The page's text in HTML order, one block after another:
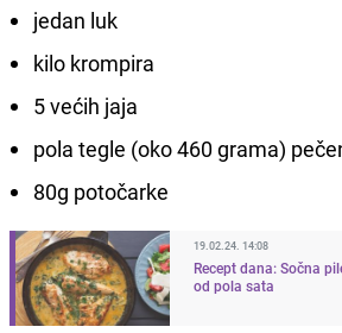
jedan luk
kilo krompira
5 većih jaja
pola tegle (oko 460 grama)
80g potočarke
19.02.24. 14:08
Recept dana: Sočna
od pola sata